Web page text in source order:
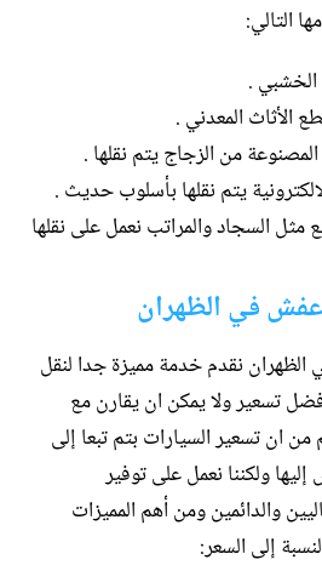
التالي:
الخشبي .
الأثاث المعدني .
من الزجاج يتم نقلها .
يتم نقلها بأسلوب حديث .
مثل السجاد والمراتب نعمل على نقلها
في الظهران
نقدم خدمة مميزة جدا لنقل
تسعير ولا يمكن ان يقارن مع
ان تسعير السيارات بتم تبعا إلى
ولكننا نعمل على توفير
والدائمين ومن أهم المميزات
إلى السعر: